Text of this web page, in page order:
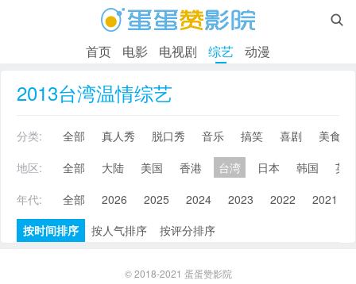

首页 电影 电视剧 综艺 动漫
2013台湾温情综艺
分类: 全部 真人秀 脱口秀 音乐 搞笑 喜剧
美食
地区:
全部 大陆 美国 香港 台湾 日本 韩国
英
年代:
全部 2026 2025 2024 2023 2022 2021
按时间排序
按人气排序 按评分排序
© 2018-2021 蛋蛋赞影院